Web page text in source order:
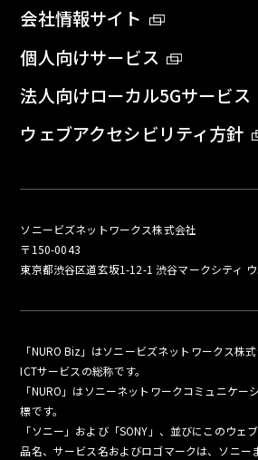
会社情報サイト
個人向けサービス
法人向けローカル5Gサービス
ウェブアクセシビリティ方針
ソニービズネットワークス株式会社
〒150-0043
東京都渋谷区道玄坂1-12-1 渋谷マークシティ
「NURO Biz」はソニービズネットワークス株
ICTサービスの総称です。
「NURO」はソニーネットワークコミュニケー
標です。
「ソニー」および「SONY」、並びにこのウェ
品名、サービス名およびロゴマークは、ソニー